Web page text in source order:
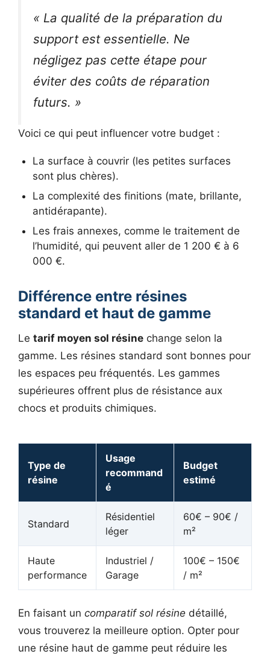
« La qualité de la préparation du
support est essentielle. Ne
négligez pas cette étape pour
éviter des coûts de réparation
futurs. »
Voici ce qui peut influencer votre budget :
La surface à couvrir (les petites surfaces
sont plus chères).
La complexité des finitions (mate, brillante,
antidérapante).
Les frais annexes, comme le traitement de
l’humidité, qui peuvent aller de 1 200 € à 6
000 €.
Différence entre résines
standard et haut de gamme
Le tarif moyen sol résine change selon la
gamme. Les résines standard sont bonnes pour
les espaces peu fréquentés. Les gammes
supérieures offrent plus de résistance aux
chocs et produits chimiques.
Type de
résine
Usage
recommand
é
Budget
estimé
Standard
Résidentiel
léger
60€ – 90€ /
m²
Haute
performance
Industriel /
Garage
100€ – 150€
/ m²
En faisant un comparatif sol résine détaillé,
vous trouverez la meilleure option. Opter pour
une résine haut de gamme peut réduire les